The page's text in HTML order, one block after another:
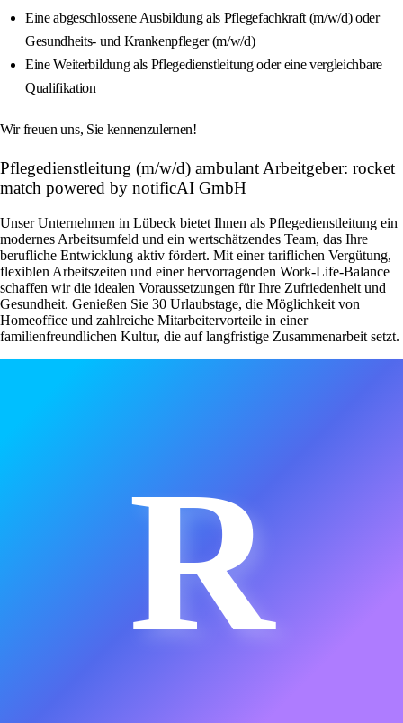
Eine abgeschlossene Ausbildung als Pflegefachkraft (m/w/d) oder
Gesundheits- und Krankenpfleger (m/w/d)
Eine Weiterbildung als Pflegedienstleitung oder eine vergleichbare
Qualifikation
Wir freuen uns, Sie kennenzulernen!
Pflegedienstleitung (m/w/d) ambulant Arbeitgeber: rocket
match powered by notificAI GmbH
Unser Unternehmen in Lübeck bietet Ihnen als Pflegedienstleitung ein
modernes Arbeitsumfeld und ein wertschätzendes Team, das Ihre
berufliche Entwicklung aktiv fördert. Mit einer tariflichen Vergütung,
flexiblen Arbeitszeiten und einer hervorragenden Work-Life-Balance
schaffen wir die idealen Voraussetzungen für Ihre Zufriedenheit und
Gesundheit. Genießen Sie 30 Urlaubstage, die Möglichkeit von
Homeoffice und zahlreiche Mitarbeitervorteile in einer
familienfreundlichen Kultur, die auf langfristige Zusammenarbeit setzt.
R